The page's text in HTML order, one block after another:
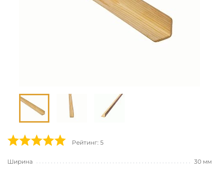
Рейтинг: 5
Ширина
30 мм